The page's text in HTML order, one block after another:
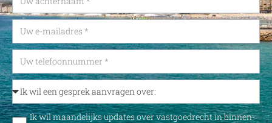
Ik wil maandelijks updates over vastgoedrecht in binnen-